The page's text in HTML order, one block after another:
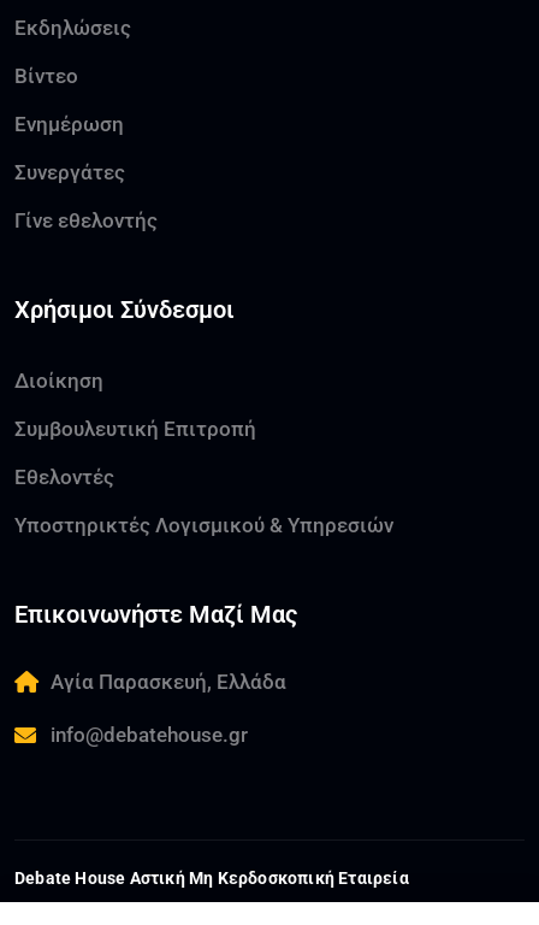
Εκδηλώσεις
Βίντεο
Ενημέρωση
Συνεργάτες
Γίνε εθελοντής
Χρήσιμοι Σύνδεσμοι
Διοίκηση
Συμβουλευτική Επιτροπή
Εθελοντές
Υποστηρικτές Λογισμικού & Υπηρεσιών
Επικοινωνήστε Μαζί Μας
Αγία Παρασκευή, Ελλάδα
info@debatehouse.gr
Debate House Αστική Μη Κερδοσκοπική Εταιρεία